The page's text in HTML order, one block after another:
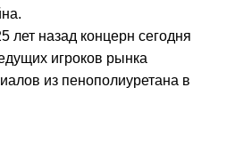
лет назад концерн сегодня
игроков рынка
из пенополиуретана в